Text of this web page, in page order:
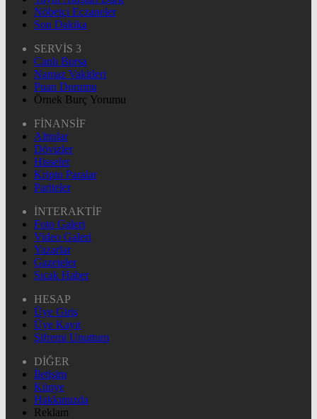
Nöbetçi Eczaneler
Son Dakika
SERVİS 3
Canlı Borsa
Namaz Vakitleri
Puan Durumu
Örnek Burç Yorumu
FİNANSİF
Altınlar
Dövizler
Hisseler
Kripto Paralar
Pariteler
İNTERAKTİF
Foto Galeri
Video Galeri
Yazarlar
Gazeteler
Sıcak Haber
HESAP
Üye Giriş
Üye Kayıt
Şifremi Unuttum
DİĞER
İletişim
Künye
Hakkımızda
Reklam